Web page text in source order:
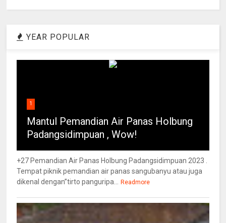
YEAR POPULAR
1
Mantul Pemandian Air Panas Holbung
Padangsidimpuan , Wow!
+27 Pemandian Air Panas Holbung Padangsidimpuan 2023 .
Tempat piknik pemandian air panas sangubanyu atau juga
dikenal dengan”tirto panguripa...
Readmore